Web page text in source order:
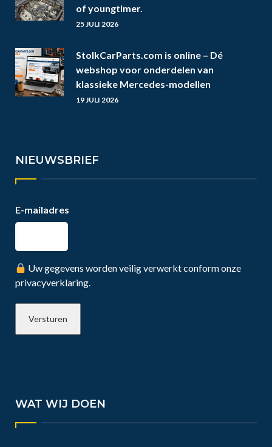
of youngtimer.
25 JULI 2026
StolkCarParts.com is online – Dé
webshop voor onderdelen van
klassieke Mercedes-modellen
19 JULI 2026
NIEUWSBRIEF
E-mailadres
Uw gegevens worden veilig verwerkt conform onze
privacyverklaring.
WAT WIJ DOEN